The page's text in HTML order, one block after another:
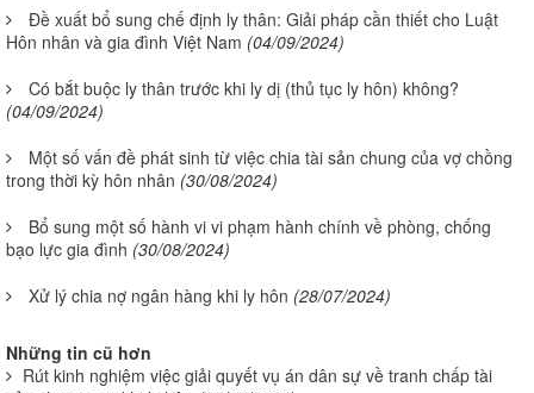
Đề xuất bổ sung chế định ly thân: Giải pháp cần thiết cho Luật
Hôn nhân và gia đình Việt Nam (04/09/2024)
Có bắt buộc ly thân trước khi ly dị (thủ tục ly hôn) không?
(04/09/2024)
Một số vấn đề phát sinh từ việc chia tài sản chung của vợ chồng
trong thời kỳ hôn nhân (30/08/2024)
Bổ sung một số hành vi vi phạm hành chính về phòng, chống
bạo lực gia đình (30/08/2024)
Xử lý chia nợ ngân hàng khi ly hôn (28/07/2024)
Những tin cũ hơn
Rút kinh nghiệm việc giải quyết vụ án dân sự về tranh chấp tài